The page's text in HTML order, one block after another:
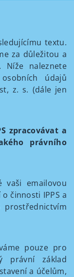
textu.
za důležitou a
Níže naleznete
údajů
z. s. (dále jen
zpracovávat a
právního
vaši emailovou
činnosti IPPS a
prostřednictvím
pouze pro
právní základ
a účelům,